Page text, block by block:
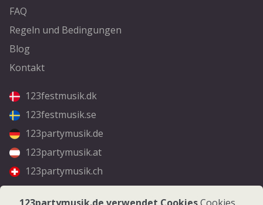
FAQ
Regeln und Bedingungen
Blog
Kontakt
123festmusik.dk
123festmusik.se
123partymusik.de
123partymusik.at
123partymusik.ch
Folgen Sie uns